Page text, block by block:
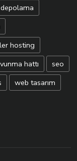
hosting
hattı
seo
web tasarım